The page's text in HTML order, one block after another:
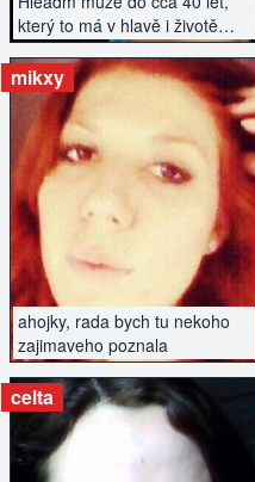
který to má v hlavě i životě
srovnané...
ahojky, rada bych tu nekoho
zajimaveho poznala
mikxy
ZOBRAZIT INZERÁT
celta